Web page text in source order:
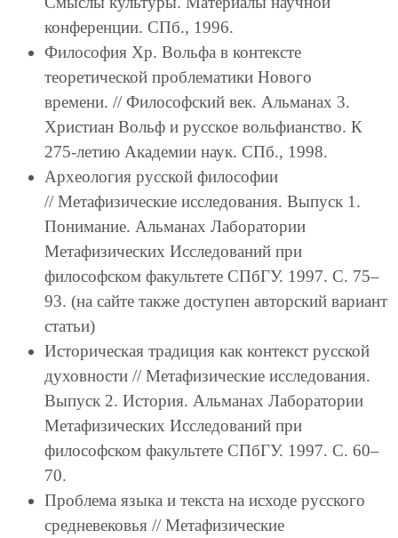
конференции. СПб., 1996.
Философия Хр. Вольфа в контексте
теоретической проблематики Нового
времени. // Философский век. Альманах 3.
Христиан Вольф и русское вольфианство. К
275-летию Академии наук. СПб., 1998.
Археология русской философии
// Метафизические исследования. Выпуск 1.
Понимание. Альманах Лаборатории
Метафизических Исследований при
философском факультете СПбГУ. 1997. С. 75–
93. (на сайте также доступен авторский вариант
статьи)
Историческая традиция как контекст русской
духовности // Метафизические исследования.
Выпуск 2. История. Альманах Лаборатории
Метафизических Исследований при
философском факультете СПбГУ. 1997. C. 60–
70.
Проблема языка и текста на исходе русского
средневековья // Метафизические